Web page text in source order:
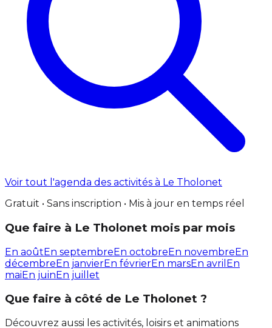
Voir tout l'agenda des activités à Le Tholonet
Gratuit • Sans inscription • Mis à jour en temps réel
Que faire à Le Tholonet mois par mois
En aoûtEn septembreEn octobreEn novembreEn
décembreEn janvierEn févrierEn marsEn avril En
maiEn juinEn juillet
Que faire à côté de Le Tholonet ?
Découvrez aussi les activités, loisirs et animations